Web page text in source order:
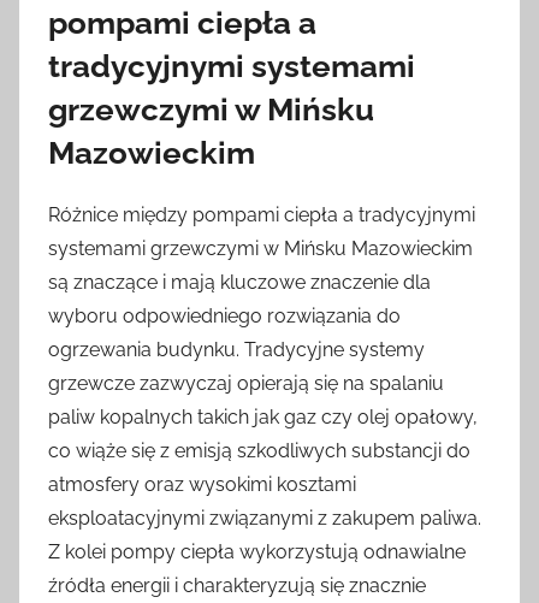
pompami ciepła a
tradycyjnymi systemami
grzewczymi w Mińsku
Mazowieckim
Różnice między pompami ciepła a tradycyjnymi
systemami grzewczymi w Mińsku Mazowieckim
są znaczące i mają kluczowe znaczenie dla
wyboru odpowiedniego rozwiązania do
ogrzewania budynku. Tradycyjne systemy
grzewcze zazwyczaj opierają się na spalaniu
paliw kopalnych takich jak gaz czy olej opałowy,
co wiąże się z emisją szkodliwych substancji do
atmosfery oraz wysokimi kosztami
eksploatacyjnymi związanymi z zakupem paliwa.
Z kolei pompy ciepła wykorzystują odnawialne
źródła energii i charakteryzują się znacznie